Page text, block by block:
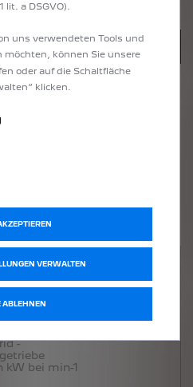
-
bei min-1
lit. a DSGVO).
uns verwendeten Tools und
möchten, können Sie unsere
oder auf die Schaltfläche
klicken.
VERWALTEN
ABLEHNEN